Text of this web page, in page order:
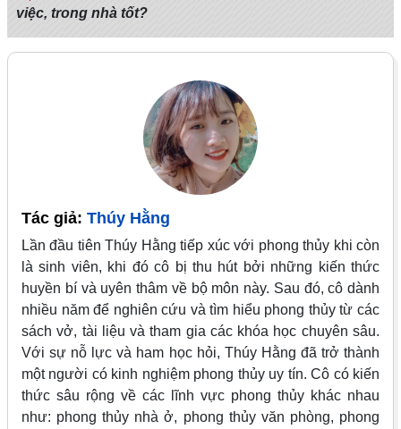
việc, trong nhà tốt?
Tác giả: Thúy Hằng
Lần đầu tiên Thúy Hằng tiếp xúc với phong thủy khi còn
là sinh viên, khi đó cô bị thu hút bởi những kiến thức
huyền bí và uyên thâm về bộ môn này. Sau đó, cô dành
nhiều năm để nghiên cứu và tìm hiểu phong thủy từ các
sách vở, tài liệu và tham gia các khóa học chuyên sâu.
Với sự nỗ lực và ham học hỏi, Thúy Hằng đã trở thành
một người có kinh nghiệm phong thủy uy tín. Cô có kiến
thức sâu rộng về các lĩnh vực phong thủy khác nhau
như: phong thủy nhà ở, phong thủy văn phòng, phong